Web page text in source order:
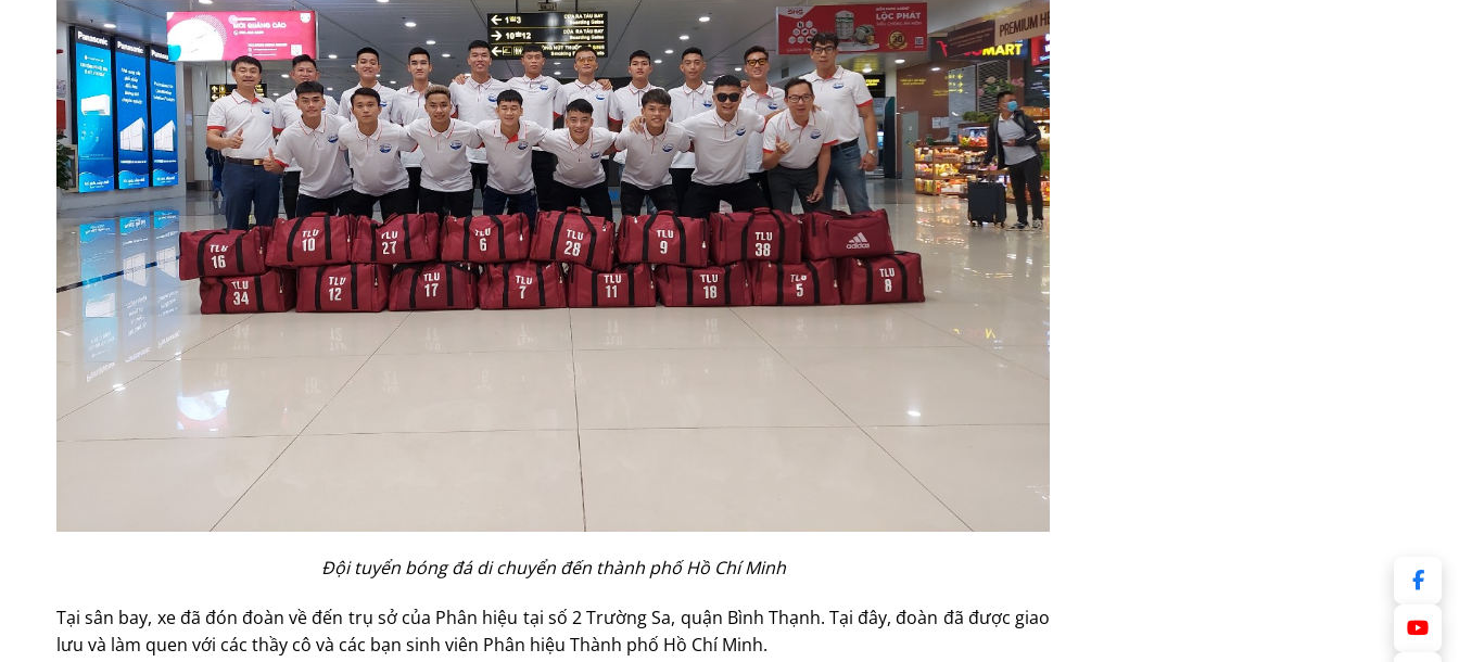
Đội tuyển bóng đá di chuyển đến thành phố Hồ Chí Minh
Tại sân bay, xe đã đón đoàn về đến trụ sở của Phân hiệu tại số 2 Trường Sa, quận Bình Thạnh. Tại đây, đoàn đã được giao
lưu và làm quen với các thầy cô và các bạn sinh viên Phân hiệu Thành phố Hồ Chí Minh.